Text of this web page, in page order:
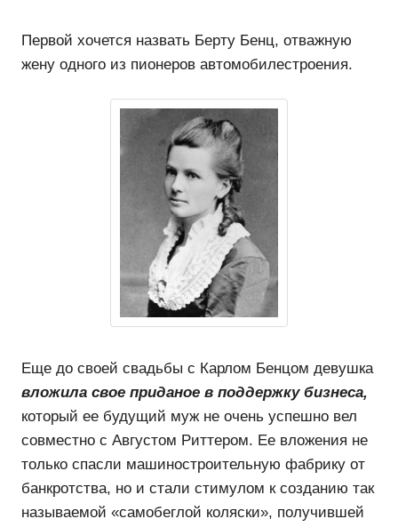
Первой хочется назвать Берту Бенц, отважную
жену одного из пионеров автомобилестроения.
Еще до своей свадьбы с Карлом Бенцом девушка
вложила свое приданое в поддержку бизнеса,
который ее будущий муж не очень успешно вел
совместно с Августом Риттером. Ее вложения не
только спасли машиностроительную фабрику от
банкротства, но и стали стимулом к созданию так
называемой «самобеглой коляски», получившей